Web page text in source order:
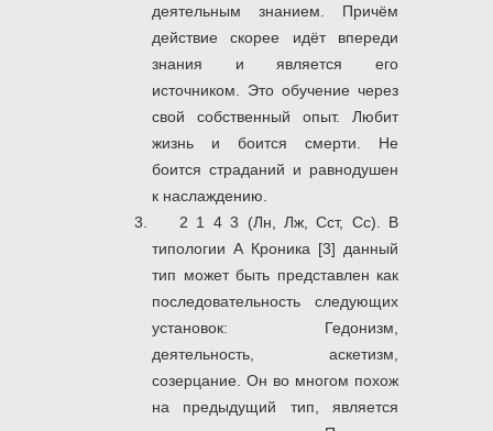
деятельным знанием. Причём
действие скорее идёт впереди
знания и является его
источником. Это обучение через
свой собственный опыт. Любит
жизнь и боится смерти. Не
боится страданий и равнодушен
к наслаждению.
2 1 4 3 (Лн, Лж, Сст, Сс). В
типологии А Кроника [3] данный
тип может быть представлен как
последовательность следующих
установок: Гедонизм,
деятельность, аскетизм,
созерцание. Он во многом похож
на предыдущий тип, является